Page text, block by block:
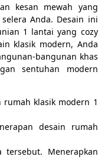
kesan mewah yang
Anda. Desain ini
1 lantai yang cozy
klasik modern, Anda
bangunan khas
sentuhan modern
rumah klasik modern 1
desain rumah
tersebut. Menerapkan